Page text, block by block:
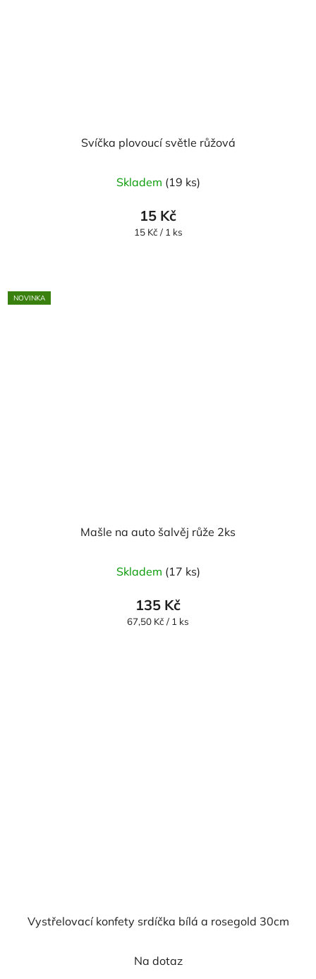
Svíčka plovoucí světle růžová
hodnocení
produktu
je
Skladem (19 ks)
15 Kč
Měrná
15 Kč / 1 ks
NOVINKA
Mašle na auto šalvěj růže 2ks
Skladem (17 ks)
135 Kč
Měrná
67,50 Kč / 1 ks
Vystřelovací konfety srdíčka bílá a rosegold 30cm
Na dotaz